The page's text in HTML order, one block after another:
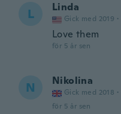
L Linda
Gick med 2019 ·
Love them
för 5 år sen
N Nikolina
Gick med 2018 ·
för 5 år sen